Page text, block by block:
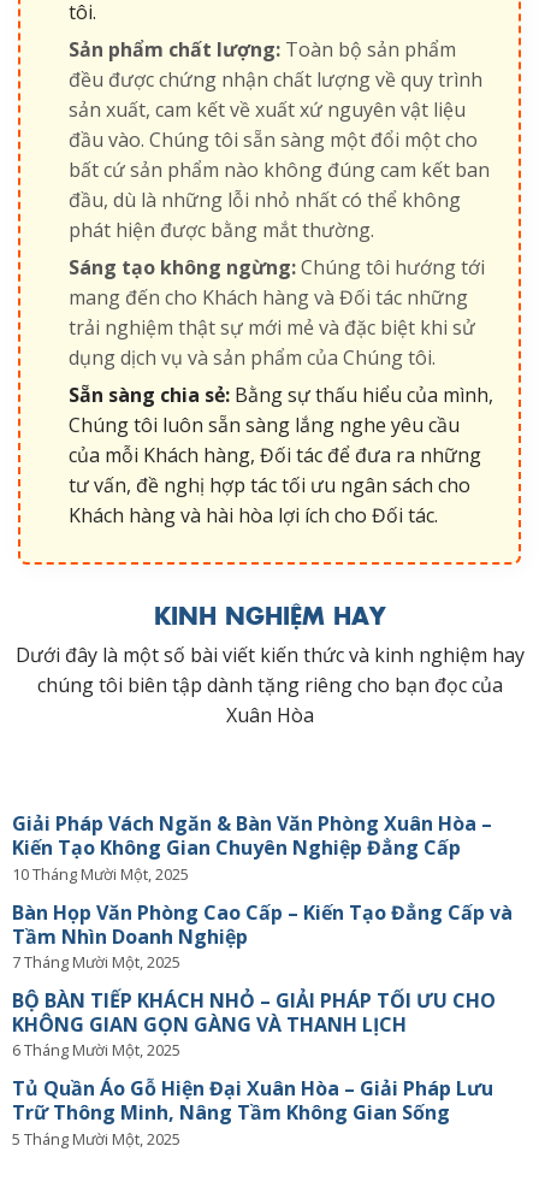
tôi.
Sản phẩm chất lượng: Toàn bộ sản phẩm
đều được chứng nhận chất lượng về quy trình
sản xuất, cam kết về xuất xứ nguyên vật liệu
đầu vào. Chúng tôi sẵn sàng một đổi một cho
bất cứ sản phẩm nào không đúng cam kết ban
đầu, dù là những lỗi nhỏ nhất có thể không
phát hiện được bằng mắt thường.
Sáng tạo không ngừng:Chúng tôi hướng tới
mang đến cho Khách hàng và Đối tác những
trải nghiệm thật sự mới mẻ và đặc biệt khi sử
dụng dịch vụ và sản phẩm của Chúng tôi.
Sẵn sàng chia sẻ: Bằng sự thấu hiểu của mình,
Chúng tôi luôn sẵn sàng lắng nghe yêu cầu
của mỗi Khách hàng, Đối tác để đưa ra những
tư vấn, đề nghị hợp tác tối ưu ngân sách cho
Khách hàng và hài hòa lợi ích cho Đối tác.
KINH NGHIỆM HAY
Dưới đây là một số bài viết kiến thức và kinh nghiệm hay
chúng tôi biên tập dành tặng riêng cho bạn đọc của
Xuân Hòa
Giải Pháp Vách Ngăn & Bàn Văn Phòng Xuân Hòa –
Kiến Tạo Không Gian Chuyên Nghiệp Đẳng Cấp
10 Tháng Mười Một, 2025
Bàn Họp Văn Phòng Cao Cấp – Kiến Tạo Đẳng Cấp và
Tầm Nhìn Doanh Nghiệp
7 Tháng Mười Một, 2025
BỘ BÀN TIẾP KHÁCH NHỎ – GIẢI PHÁP TỐI ƯU CHO
KHÔNG GIAN GỌN GÀNG VÀ THANH LỊCH
6 Tháng Mười Một, 2025
Tủ Quần Áo Gỗ Hiện Đại Xuân Hòa – Giải Pháp Lưu
Trữ Thông Minh, Nâng Tầm Không Gian Sống
5 Tháng Mười Một, 2025